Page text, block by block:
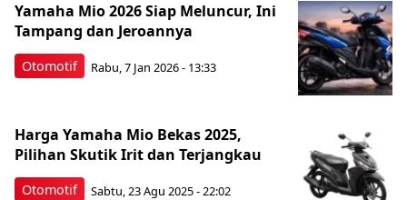
Otomotif
Yamaha Mio 2026 Siap Meluncur, Ini
Tampang dan Jeroannya
Rabu, 7 Jan 2026 - 13:33
Otomotif
Harga Yamaha Mio Bekas 2025,
Pilihan Skutik Irit dan Terjangkau
Sabtu, 23 Agu 2025 - 22:02